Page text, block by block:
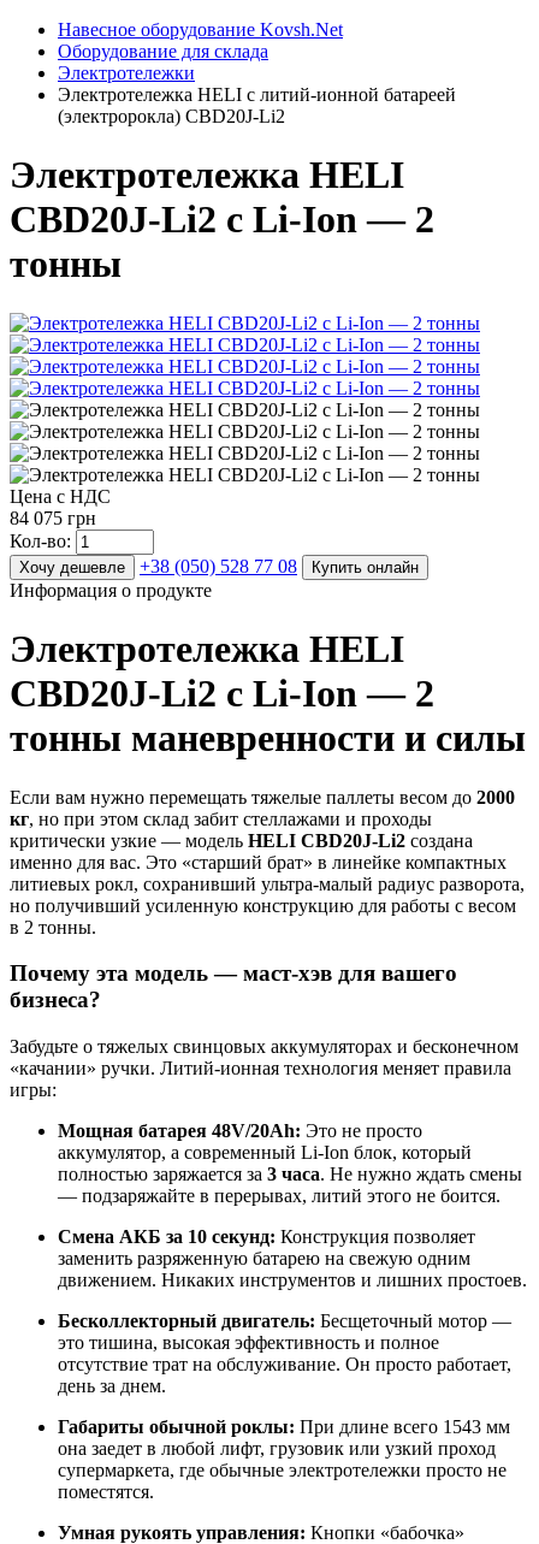
Навесное оборудование Kovsh.Net
Оборудование для склада
Электротележки
Электротележка HELI с литий-ионной батареей
(электророкла) CBD20J-Li2
Электротележка HELI
CBD20J-Li2 с Li-Ion — 2
тонны
Цена с НДС
84 075 грн
Кол-во:
Хочу дешевле +38 (050) 528 77 08 Купить онлайн
Информация о продукте
Электротележка HELI
CBD20J-Li2 с Li-Ion — 2
тонны маневренности и силы
Если вам нужно перемещать тяжелые паллеты весом до 2000
кг, но при этом склад забит стеллажами и проходы
критически узкие — модель HELI CBD20J-Li2 создана
именно для вас. Это «старший брат» в линейке компактных
литиевых рокл, сохранивший ультра-малый радиус разворота,
но получивший усиленную конструкцию для работы с весом
в 2 тонны.
Почему эта модель — маст-хэв для вашего
бизнеса?
Забудьте о тяжелых свинцовых аккумуляторах и бесконечном
«качании» ручки. Литий-ионная технология меняет правила
игры:
Мощная батарея 48V/20Ah: Это не просто
аккумулятор, а современный Li-Ion блок, который
полностью заряжается за 3 часа. Не нужно ждать смены
— подзаряжайте в перерывах, литий этого не боится.
Смена АКБ за 10 секунд: Конструкция позволяет
заменить разряженную батарею на свежую одним
движением. Никаких инструментов и лишних простоев.
Бесколлекторный двигатель: Бесщеточный мотор —
это тишина, высокая эффективность и полное
отсутствие трат на обслуживание. Он просто работает,
день за днем.
Габариты обычной роклы: При длине всего 1543 мм
она заедет в любой лифт, грузовик или узкий проход
супермаркета, где обычные электротележки просто не
поместятся.
Умная рукоять управления: Кнопки «бабочка»